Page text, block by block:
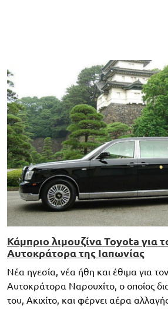
Κάμπριο λιμουζίνα Toyota για
Αυτοκράτορα της Ιαπωνίας
Νέα ηγεσία, νέα ήθη και έθιμα για
Αυτοκράτορα Ναρουχίτο, ο οποίος
του, Ακιχίτο, και φέρνει αέρα